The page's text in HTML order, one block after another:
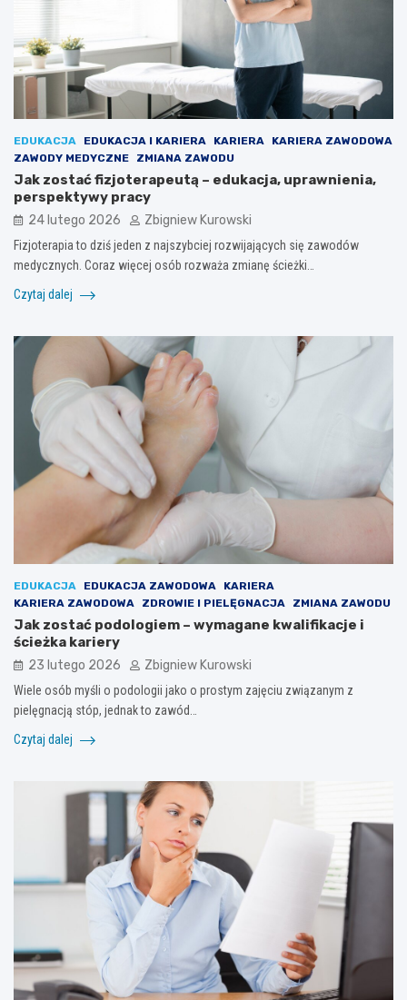
EDUKACJA EDUKACJA I KARIERA KARIERA
KARIERA ZAWODOWA
ZAWODY MEDYCZNE
ZMIANA ZAWODU
Jak zostać fizjoterapeutą – edukacja, uprawnienia,
perspektywy pracy
24 lutego 2026 Zbigniew Kurowski
Fizjoterapia to dziś jeden z najszybciej rozwijających się zawodów
medycznych. Coraz więcej osób rozważa zmianę ścieżki…
Czytaj dalej
EDUKACJA EDUKACJA ZAWODOWA
KARIERA
KARIERA ZAWODOWA
ZDROWIE I PIELĘGNACJA ZMIANA ZAWODU
Jak zostać podologiem – wymagane kwalifikacje i
ścieżka kariery
23 lutego 2026 Zbigniew Kurowski
Wiele osób myśli o podologii jako o prostym zajęciu związanym z
pielęgnacją stóp, jednak to zawód…
Czytaj dalej